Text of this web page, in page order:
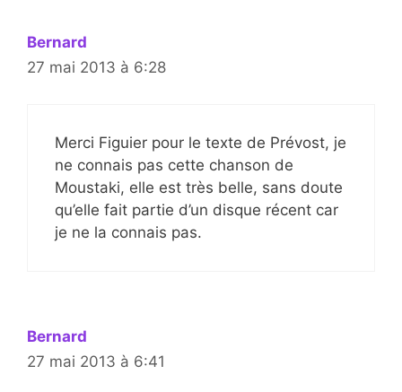
Bernard
27 mai 2013 à 6:28
Merci Figuier pour le texte de Prévost, je
ne connais pas cette chanson de
Moustaki, elle est très belle, sans doute
qu’elle fait partie d’un disque récent car
je ne la connais pas.
Bernard
27 mai 2013 à 6:41